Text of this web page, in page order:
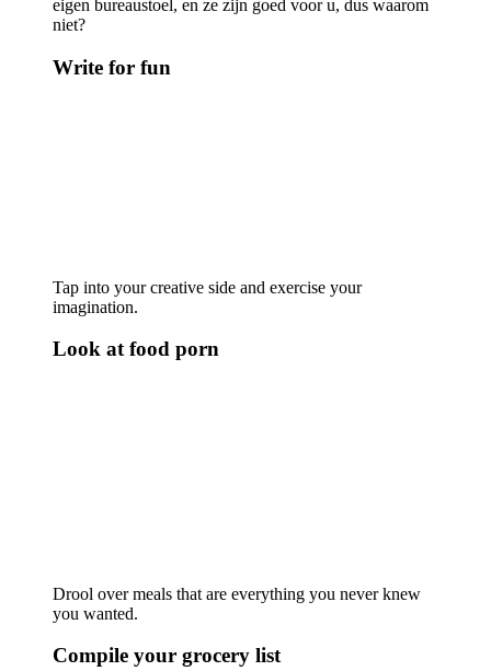
eigen bureaustoel, en ze zijn goed voor u, dus waarom
niet?
Write for fun
Tap into your creative side and exercise your
imagination.
Look at food porn
Drool over meals that are everything you never knew
you wanted.
Compile your grocery list